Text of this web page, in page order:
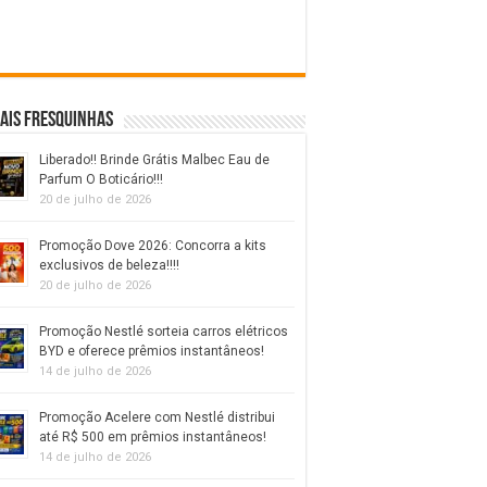
fresquinhas
Liberado!! Brinde Grátis Malbec Eau de
Parfum O Boticário!!!
20 de julho de 2026
Promoção Dove 2026: Concorra a kits
exclusivos de beleza!!!!
20 de julho de 2026
Promoção Nestlé sorteia carros elétricos
BYD e oferece prêmios instantâneos!
14 de julho de 2026
Promoção Acelere com Nestlé distribui
até R$ 500 em prêmios instantâneos!
14 de julho de 2026